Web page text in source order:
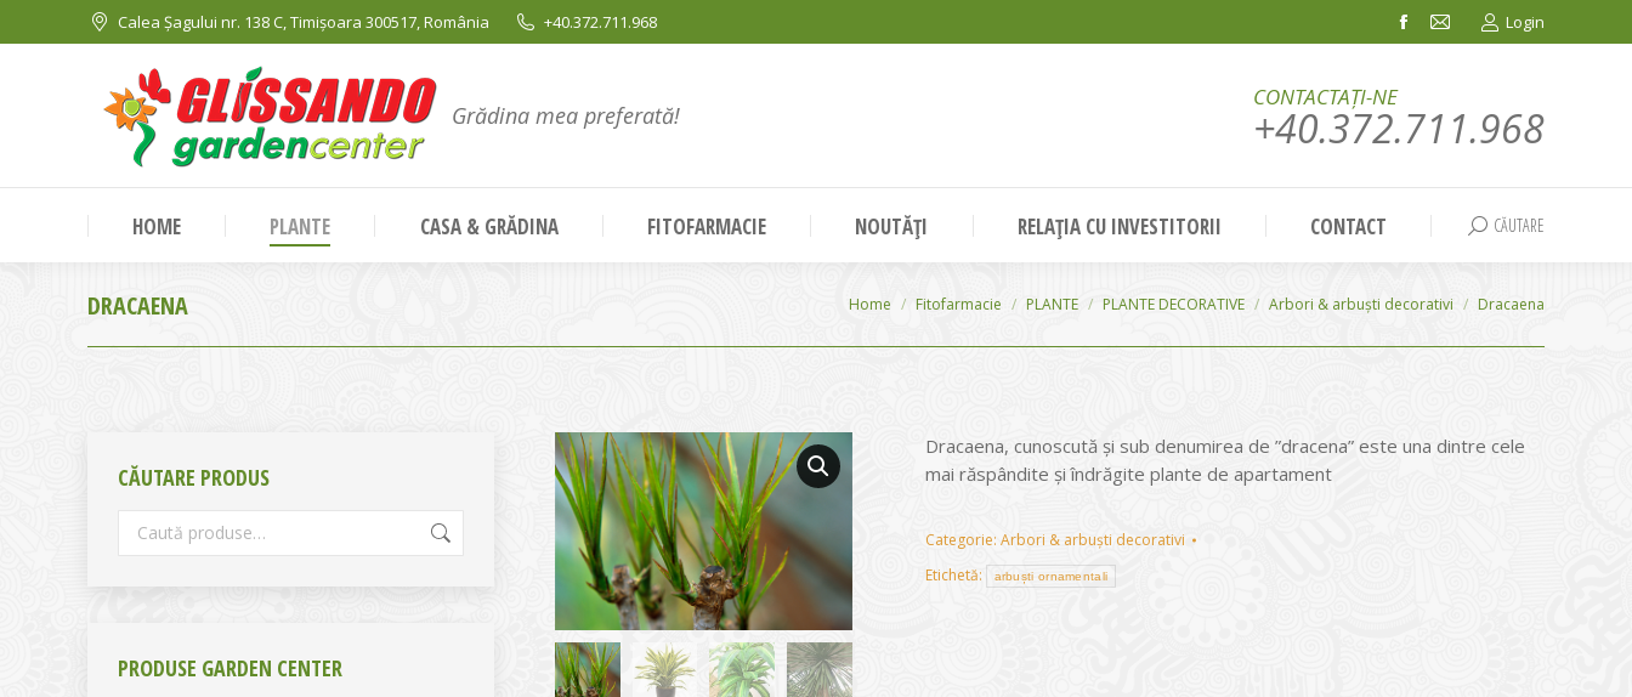
Calea Șagului nr. 138 C, Timișoara 300517, România +40.372.711.968
Facebook
in
window
Mail
in
window
Login
Grădina mea preferată!
CONTACTAȚI-NE
+40.372.711.968
HOME PLANTE CASA & GRĂDINA FITOFARMACIE NOUTĂȚI RELAȚIA CU INVESTITORII CONTACT Search:
CĂUTARE
DRACAENA You are here:
Home Fitofarmacie PLANTE PLANTE DECORATIVE Arbori & arbuști decorativi Dracaena
Dracaena, cunoscută și sub denumirea de ”dracena” este una dintre cele
mai răspândite și îndrăgite plante de apartament
Categorie: Arbori & arbuști decorativi
Etichetă:
arbuști ornamentali
CĂUTARE PRODUS
PRODUSE GARDEN CENTER